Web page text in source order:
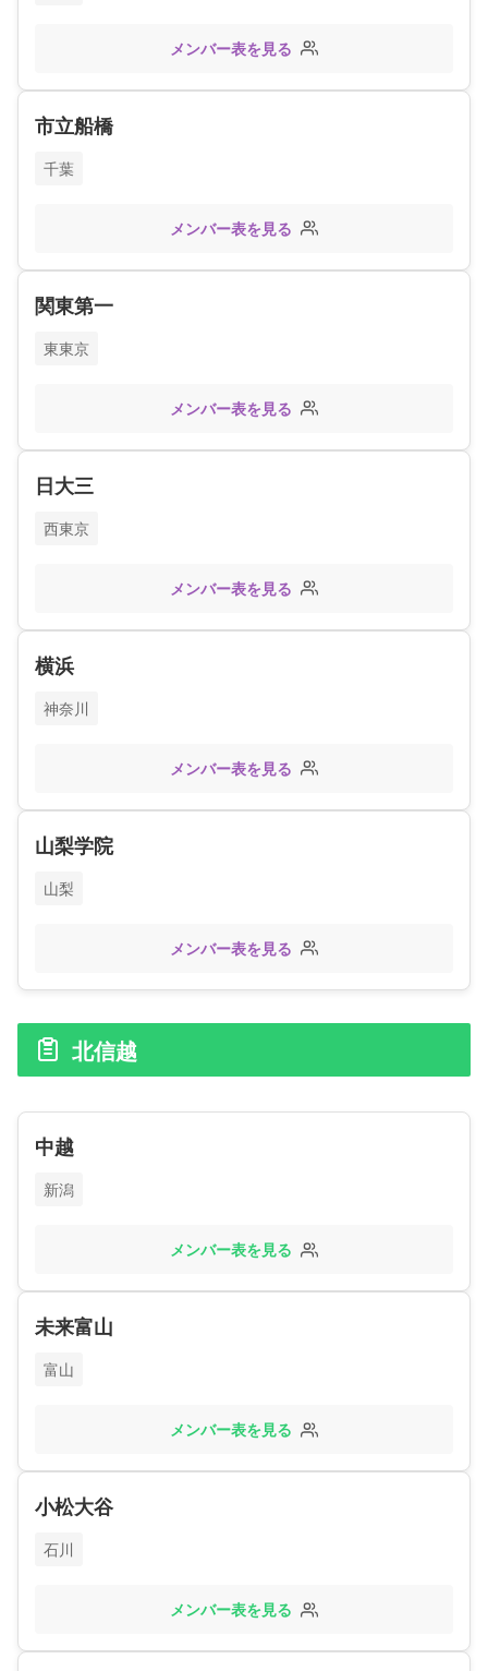
メンバー表を見る
市立船橋
千葉
メンバー表を見る
関東第一
東東京
メンバー表を見る
日大三
西東京
メンバー表を見る
横浜
神奈川
メンバー表を見る
山梨学院
山梨
メンバー表を見る
北信越
中越
新潟
メンバー表を見る
未来富山
富山
メンバー表を見る
小松大谷
石川
メンバー表を見る